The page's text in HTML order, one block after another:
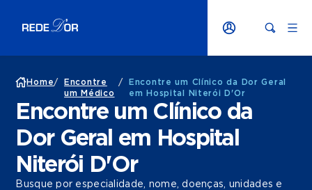
Home/
Encontre
um Médico
/
Encontre um Clínico da Dor Geral
em Hospital Niterói D'Or
Encontre um Clínico da
Dor Geral em Hospital
Niterói D'Or
Busque por especialidade, nome, doenças, unidades e